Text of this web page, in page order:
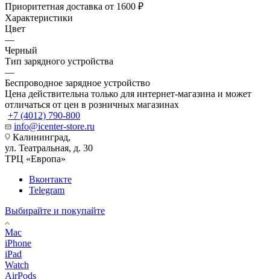
Приоритетная доставка от 1600 ₽
Характеристики
Цвет
—
Черный
Тип зарядного устройства
—
Беспроводное зарядное устройство
Цена действительна только для интернет-магазина и может
отличаться от цен в розничных магазинах
+7 (4012) 790-800
info@icenter-store.ru
Калининград,
ул. Театральная, д. 30
ТРЦ «Европа»
Вконтакте
Telegram
Выбирайте и покупайте
Mac
iPhone
iPad
Watch
AirPods